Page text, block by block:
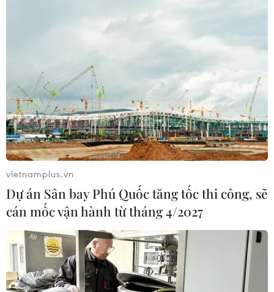
vietnamplus.vn
Dự án Sân bay Phú Quốc tăng tốc thi công, sẽ
cán mốc vận hành từ tháng 4/2027